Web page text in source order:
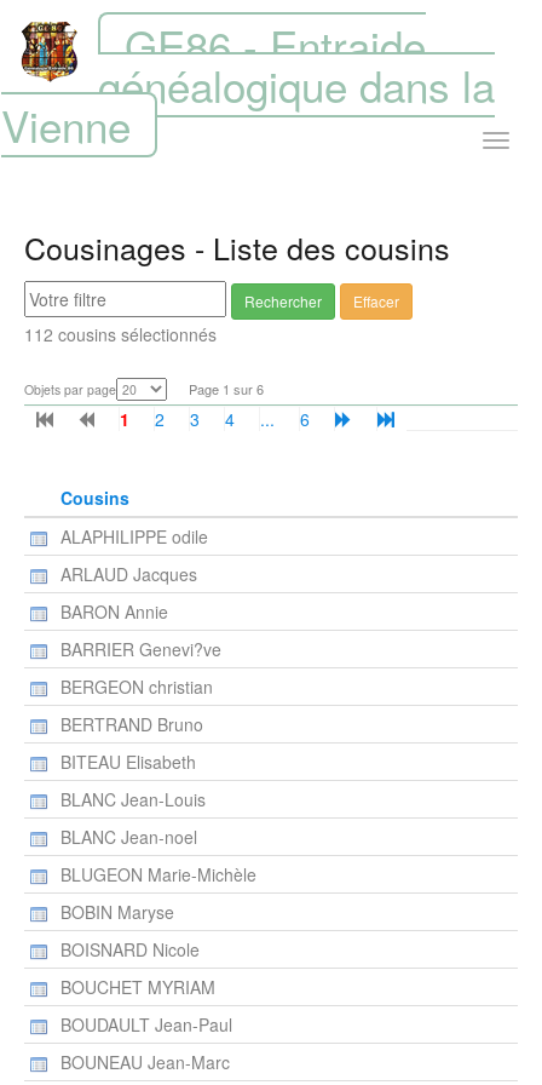
GE86 - Entraide
généalogique dans la
Vienne
Cousinages - Liste des cousins
Rechercher Effacer
112 cousins sélectionnés
Objets par page Page 1 sur 6
1 2 3 4 ... 6
Cousins
ALAPHILIPPE odile
ARLAUD Jacques
BARON Annie
BARRIER Genevi?ve
BERGEON christian
BERTRAND Bruno
BITEAU Elisabeth
BLANC Jean-Louis
BLANC Jean-noel
BLUGEON Marie-Michèle
BOBIN Maryse
BOISNARD Nicole
BOUCHET MYRIAM
BOUDAULT Jean-Paul
BOUNEAU Jean-Marc